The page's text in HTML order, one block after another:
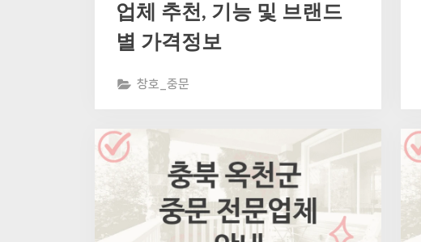
업체 추천, 기능 및 브랜드
별 가격정보
창호_중문